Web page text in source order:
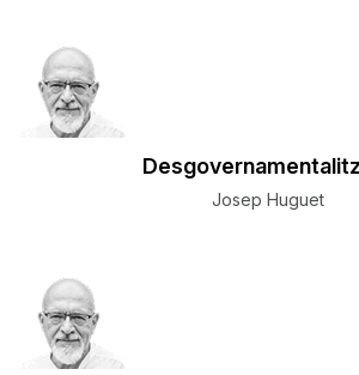
Josep Huguet